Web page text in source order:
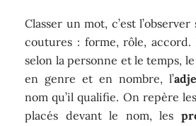
Classer un mot, c’est
coutures : forme, rôle,
selon la personne et le temps,
en genre et en nombre, l’
nom qu’il qualifie. On repère les
placés devant le nom, les